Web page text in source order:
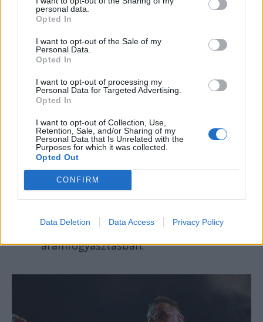
personal data.
Opted In
I want to opt-out of the Sale of my
Personal Data.
Opted In
I want to opt-out of processing my
Personal Data for Targeted Advertising.
Opted In
I want to opt-out of Collection, Use,
Retention, Sale, and/or Sharing of my
Personal Data that Is Unrelated with the
Purposes for which it was collected.
Opted Out
CONFIRM
Data Deletion Data Access Privacy Policy
A Román Rendőrség azt
higgyenek a Román
Rendőrségnek – hírmix
További híreink: sziklát akart a
Dunába robbantani a hadsereg,
egyelőre sikertelenül, az illetékes
szerint pedig semmiféle korlátozás
nem lesz a lakossági
áramfogyasztásban.